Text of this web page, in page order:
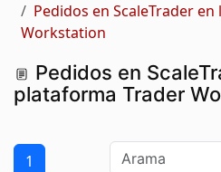
Pedidos en ScaleTrader
Workstation
Pedidos en
plataforma Trader
1